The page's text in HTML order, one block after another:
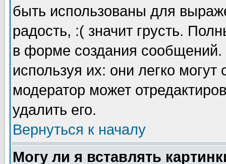
быть использованы для
радость, :( значит грусть.
в форме создания сообщений.
используя их: они легко
модератор может
удалить его.
Вернуться к началу
Могу ли я вставлять